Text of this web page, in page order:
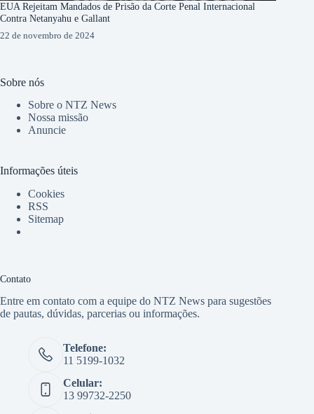
EUA Rejeitam Mandados de Prisão da Corte Penal Internacional
Contra Netanyahu e Gallant
22 de novembro de 2024
Sobre nós
Sobre o NTZ News
Nossa missão
Anuncie
Informações úteis
Cookies
RSS
Sitemap
Contato
Entre em contato com a equipe do NTZ News para sugestões
de pautas, dúvidas, parcerias ou informações.
Telefone:
11 5199-1032
Celular:
13 99732-2250